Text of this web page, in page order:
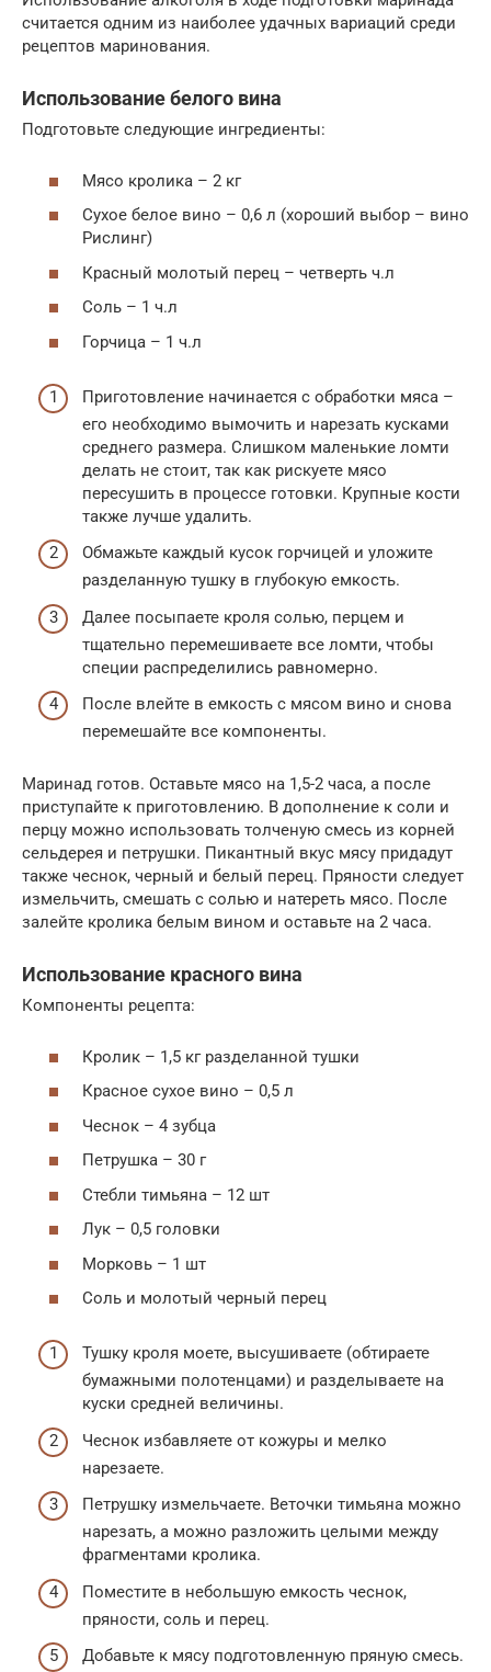
считается одним из наиболее удачных вариаций среди
рецептов маринования.
Использование белого вина
Подготовьте следующие ингредиенты:
Мясо кролика – 2 кг
Сухое белое вино – 0,6 л (хороший выбор – вино
Рислинг)
Красный молотый перец – четверть ч.л
Соль – 1 ч.л
Горчица – 1 ч.л
Приготовление начинается с обработки мяса –
его необходимо вымочить и нарезать кусками
среднего размера. Слишком маленькие ломти
делать не стоит, так как рискуете мясо
пересушить в процессе готовки. Крупные кости
также лучше удалить.
Обмажьте каждый кусок горчицей и уложите
разделанную тушку в глубокую емкость.
Далее посыпаете кроля солью, перцем и
тщательно перемешиваете все ломти, чтобы
специи распределились равномерно.
После влейте в емкость с мясом вино и снова
перемешайте все компоненты.
Маринад готов. Оставьте мясо на 1,5-2 часа, а после
приступайте к приготовлению. В дополнение к соли и
перцу можно использовать толченую смесь из корней
сельдерея и петрушки. Пикантный вкус мясу придадут
также чеснок, черный и белый перец. Пряности следует
измельчить, смешать с солью и натереть мясо. После
залейте кролика белым вином и оставьте на 2 часа.
Использование красного вина
Компоненты рецепта:
Кролик – 1,5 кг разделанной тушки
Красное сухое вино – 0,5 л
Чеснок – 4 зубца
Петрушка – 30 г
Стебли тимьяна – 12 шт
Лук – 0,5 головки
Морковь – 1 шт
Соль и молотый черный перец
Тушку кроля моете, высушиваете (обтираете
бумажными полотенцами) и разделываете на
куски средней величины.
Чеснок избавляете от кожуры и мелко
нарезаете.
Петрушку измельчаете. Веточки тимьяна можно
нарезать, а можно разложить целыми между
фрагментами кролика.
Поместите в небольшую емкость чеснок,
пряности, соль и перец.
Добавьте к мясу подготовленную пряную смесь.